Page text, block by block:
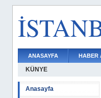
ANASAYFA HABER
KÜNYE
Anasayfa